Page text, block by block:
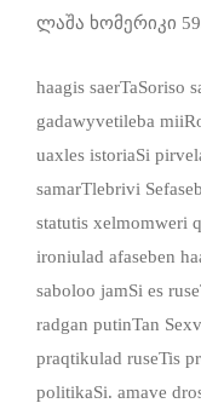
ლაშა ხომერიკი
haagis saerTaSoriso
gadawyvetileba
uaxles istoriaSi
samarTlebrivi
statutis xelmomweri
ironiulad afaseben
saboloo jamSi es
radgan putinTan
praqtikulad ruseTis
politikaSi. amave